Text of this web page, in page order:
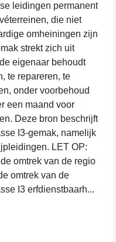
leidingen permanent
die niet
omheiningen zijn
strekt zich uit
eigenaar behoudt
te repareren, te
onder voorbehoud
een maand voor
Deze bron beschrijft
I3-gemak, namelijk
LET OP:
omtrek van de regio
omtrek van de
I3 erfdienstbaarh...